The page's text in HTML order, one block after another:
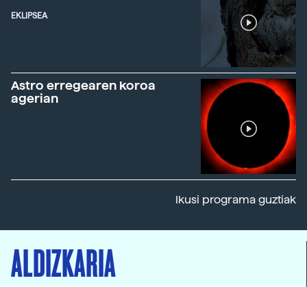
EKLIPSEA
Astro erregearen koroa
agerian
Ikusi programa guztiak
ALDIZKARIA